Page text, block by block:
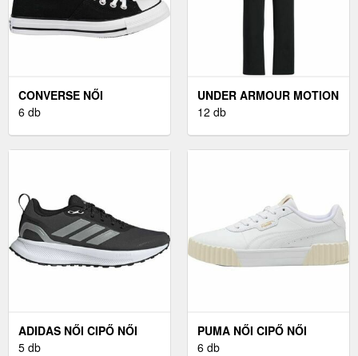
CONVERSE NŐI
MAGASSZÁRÚ
6 db
UNDER ARMOUR MOTION
NŐI NADRÁG, FEKETE,
12 db
ADIDAS NŐI CIPŐ NŐI
CIPŐ, FEKETE, MÉRET 40
5 db
PUMA NŐI CIPŐ NŐI
CIPŐ, FEHÉR, MÉRET 40
6 db